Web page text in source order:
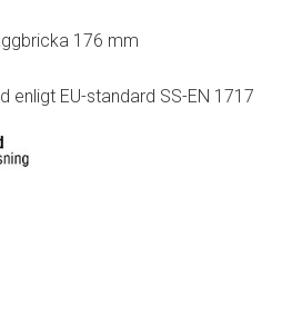
176 mm
enligt EU-standard SS-EN 1717